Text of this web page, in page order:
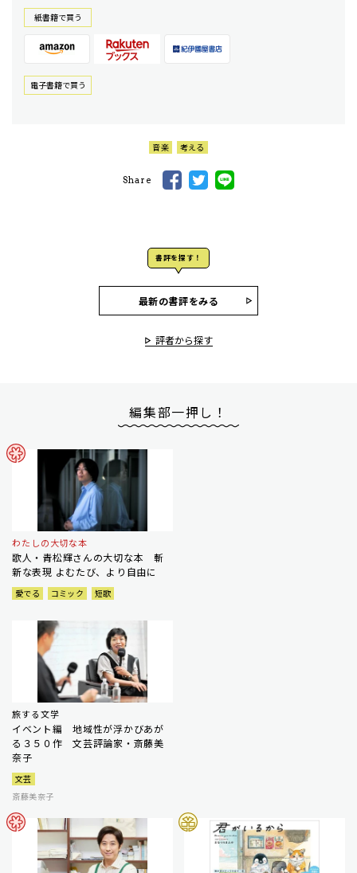
紙書籍で買う
電⼦書籍で買う
音楽 考える
Share
書評を探す！
最新の書評をみる
評者から探す
編集部一押し！
わたしの大切な本
歌人・青松輝さんの大切な本 斬
新な表現 よむたび、より自由に
愛でる コミック 短歌
旅する文学
イベント編 地域性が浮かびあが
る３５０作 文芸評論家・斎藤美
奈子
文芸
斎藤美奈子